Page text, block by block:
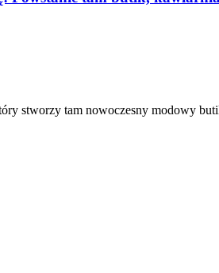
stworzy tam nowoczesny modowy